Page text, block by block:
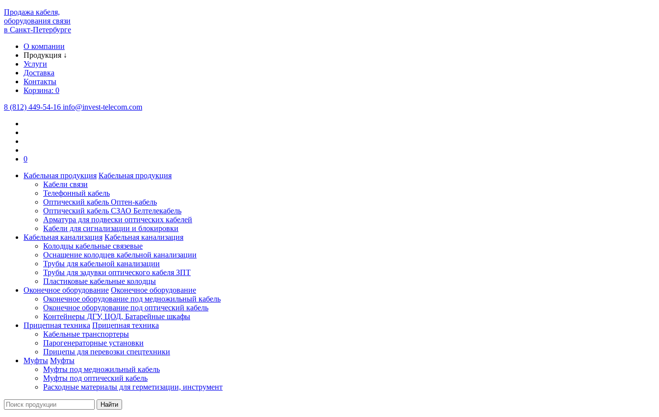
Продажа кабеля,
оборудования связи
в Санкт-Петербурге
О компании
Продукция ↓
Услуги
Доставка
Контакты
Корзина: 0
8 (812) 449-54-16 info@invest-telecom.com
0
Кабельная продукция Кабельная продукция
Кабели связи
Телефонный кабель
Оптический кабель Оптен-кабель
Оптический кабель СЗАО Белтелекабель
Арматура для подвески оптических кабелей
Кабели для сигнализации и блокировки
Кабельная канализация Кабельная канализация
Колодцы кабельные связевые
Оснащение колодцев кабельной канализации
Трубы для кабельной канализации
Трубы для задувки оптического кабеля ЗПТ
Пластиковые кабельные колодцы
Оконечное оборудование Оконечное оборудование
Оконечное оборудование под медножильный кабель
Оконечное оборудование под оптический кабель
Контейнеры ДГУ, ЦОД, Батарейные шкафы
Прицепная техника Прицепная техника
Кабельные транспортеры
Парогенераторные установки
Прицепы для перевозки спецтехники
Муфты Муфты
Муфты под медножильный кабель
Муфты под оптический кабель
Расходные материалы для герметизации, инструмент